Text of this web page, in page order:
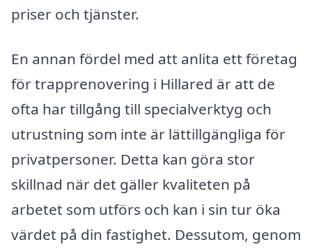
priser och tjänster.
En annan fördel med att anlita ett företag
för trapprenovering i Hillared är att de
ofta har tillgång till specialverktyg och
utrustning som inte är lättillgängliga för
privatpersoner. Detta kan göra stor
skillnad när det gäller kvaliteten på
arbetet som utförs och kan i sin tur öka
värdet på din fastighet. Dessutom, genom